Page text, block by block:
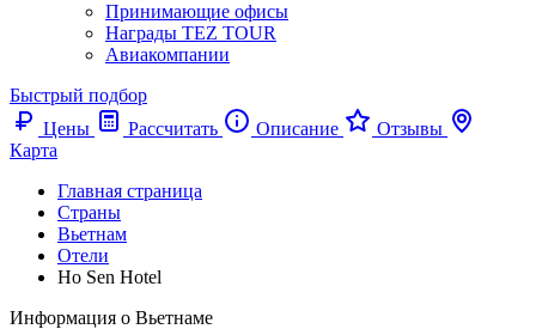
Принимающие офисы
Награды TEZ TOUR
Авиакомпании
Быстрый подбор
Цены
Рассчитать Описание
Отзывы
Карта
Главная страница
Cтраны
Вьетнам
Отели
Ho Sen Hotel
Информация о Вьетнаме